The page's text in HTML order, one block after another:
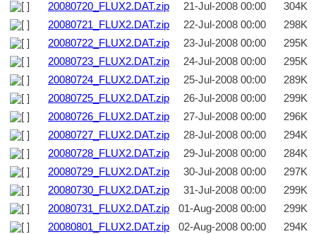
20080720_FLUX2.DAT.zip
21-Jul-2008 00:00
304K
20080721_FLUX2.DAT.zip
22-Jul-2008 00:00
298K
20080722_FLUX2.DAT.zip
23-Jul-2008 00:00
295K
20080723_FLUX2.DAT.zip
24-Jul-2008 00:00
295K
20080724_FLUX2.DAT.zip
25-Jul-2008 00:00
289K
20080725_FLUX2.DAT.zip
26-Jul-2008 00:00
299K
20080726_FLUX2.DAT.zip
27-Jul-2008 00:00
296K
20080727_FLUX2.DAT.zip
28-Jul-2008 00:00
294K
20080728_FLUX2.DAT.zip
29-Jul-2008 00:00
284K
20080729_FLUX2.DAT.zip
30-Jul-2008 00:00
297K
20080730_FLUX2.DAT.zip
31-Jul-2008 00:00
299K
20080731_FLUX2.DAT.zip
01-Aug-2008 00:00
299K
20080801_FLUX2.DAT.zip
02-Aug-2008 00:00
294K